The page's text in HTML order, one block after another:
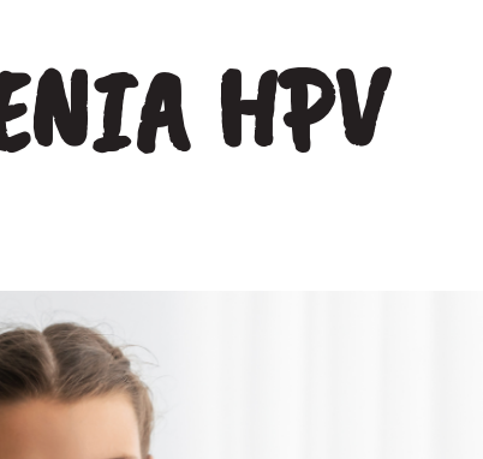
Rehabilitant HPV